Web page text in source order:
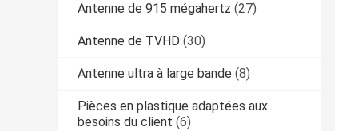
Antenne de 915 mégahertz (27)
Antenne de TVHD (30)
Antenne ultra à large bande (8)
Pièces en plastique adaptées aux
besoins du client (6)